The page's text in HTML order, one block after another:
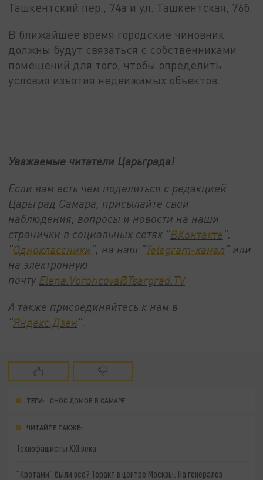
Ташкентский пер., 74а и ул. Ташкентская, 76б.
В ближайшее время городские чиновник
должны будут связаться с собственниками
помещений для того, чтобы определить
условия изъятия недвижимых объектов.
Уважаемые читатели Царьграда!
Если вам есть чем поделиться с редакцией
Царьград Самара, присылайте свои
наблюдения, вопросы и новости на наши
странички в социальных сетях "ВКонтакте",
"Одноклассники", на наш "Telegram-канал" или
на электронную
почту Elena.Voroncova@Tsargrad.TV
А также присоединяйтесь к нам в
"Яндекс.Дзен".
ТЕГИ: СНОС ДОМОВ В САМАРЕ
ЧИТАЙТЕ ТАКЖЕ:
Технофашисты XXI века
"Кротами" были все? Теракт в центре Москвы: На генералов